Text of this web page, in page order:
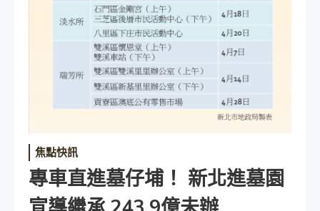
焦點快訊
專車直進墓仔埔！ 新北進墓園